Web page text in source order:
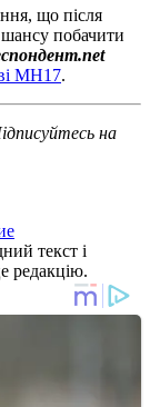
що після
побачити
MH17.
на
текст і
редакцію.